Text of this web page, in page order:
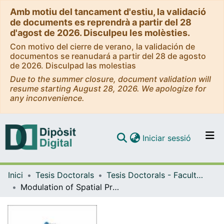
Amb motiu del tancament d'estiu, la validació
de documents es reprendrà a partir del 28
d'agost de 2026. Disculpeu les molèsties.
Con motivo del cierre de verano, la validación de
documentos se reanudará a partir del 28 de agosto
de 2026. Disculpad las molestias
Due to the summer closure, document validation will
resume starting August 28, 2026. We apologize for
any inconvenience.
Navega per tot el DD
Iniciar sessió (current)
Inici Tesis Doctorals
Tesis Doctorals - Facultat - Medicina
Modulation of Spatial Processing By Somatosensory Inputs In The Rat